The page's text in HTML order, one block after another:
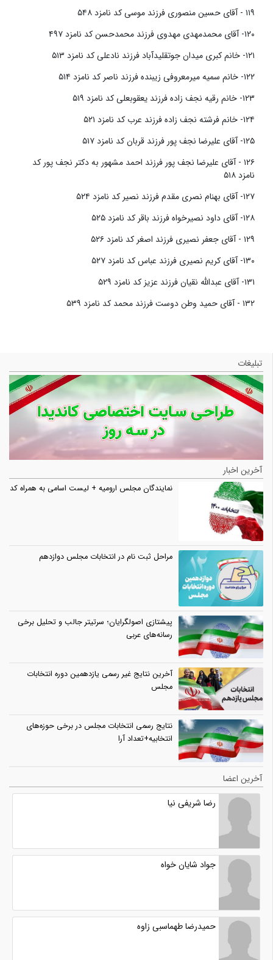
۱۱۹ - آقای حسین منصوری فرزند موسی کد نامزد ۵۴۸
۱۲۰- آقای محمدمهدی مهدوی فرزند محمدحسن کد نامزد ۴۹۷
۱۲۱- خانم کبری میدان جوتقلیدآباد فرزند نادعلی کد نامزد ۵۱۳
۱۲۲- خانم سمیه میرمعروفی زیبنده فرزند ناصر کد نامزد ۵۱۴
۱۲۳- خانم رقیه نجف زاده فرزند یعقوبعلی کد نامزد ۵۱۹
۱۲۴- خانم فرشته نجف زاده فرزند عرب کد نامزد ۵۲۱
۱۲۵- آقای علیرضا نجف پور فرزند قربان کد نامزد ۵۱۷
۱۲۶ - آقای علیرضا نجف پور فرزند احمد مشهور به دکتر نجف پور کد
نامزد ۵۱۸
۱۲۷- آقای بهنام نصری مقدم فرزند نصیر کد نامزد ۵۲۴
۱۲۸- آقای داود نصیرخواه فرزند باقر کد نامزد ۵۲۵
۱۲۹ - آقای جعفر نصیری فرزند اصغر کد نامزد ۵۲۶
۱۳۰- آقای کریم نصیری فرزند عباس کد نامزد ۵۲۷
۱۳۱- آقای عبدالله نقیان فرزند عزیز کد نامزد ۵۲۹
۱۳۲ - آقای حمید وطن دوست فرزند محمد کد نامزد ۵۳۹
تبلیغات
آخرین اخبار
نمایندگان مجلس ارومیه + لیست اسامی به همراه کد
مراحل ثبت نام در انتخابات مجلس دوازدهم
پیشتازی اصولگرایان؛ سرتیتر جالب و تحلیل برخی
رسانه‌های عربی
آخرین نتایج غیر رسمی یازدهمین دوره انتخابات
مجلس
نتایج رسمی انتخابات مجلس در برخی حوزه‌های
انتخابیه+تعداد آرا
آخرین اعضا
رضا شریفی نیا
جواد شایان خواه
حمیدرضا طهماسبی زاوه